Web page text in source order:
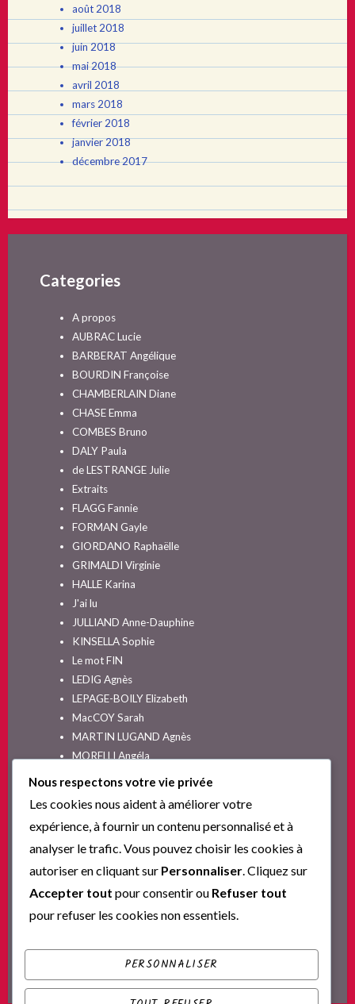
août 2018
juillet 2018
juin 2018
mai 2018
avril 2018
mars 2018
février 2018
janvier 2018
décembre 2017
Categories
A propos
AUBRAC Lucie
BARBERAT Angélique
BOURDIN Françoise
CHAMBERLAIN Diane
CHASE Emma
COMBES Bruno
DALY Paula
de LESTRANGE Julie
Extraits
FLAGG Fannie
FORMAN Gayle
GIORDANO Raphaëlle
GRIMALDI Virginie
HALLE Karina
J'ai lu
JULLIAND Anne-Dauphine
KINSELLA Sophie
Le mot FIN
LEDIG Agnès
LEPAGE-BOILY Elizabeth
MacCOY Sarah
MARTIN LUGAND Agnès
MORELLI Angéla
Non classé
PINGUILLY Yves
RIVA Alex
SESKIS Tina
SOLNON Jean-François
Nous respectons votre vie privée
Les cookies nous aident à améliorer votre
expérience, à fournir un contenu personnalisé et à
analyser le trafic. Vous pouvez choisir les cookies à
autoriser en cliquant sur Personnaliser . Cliquez sur
Accepter tout pour consentir ou Refuser tout
pour refuser les cookies non essentiels.
PERSONNALISER